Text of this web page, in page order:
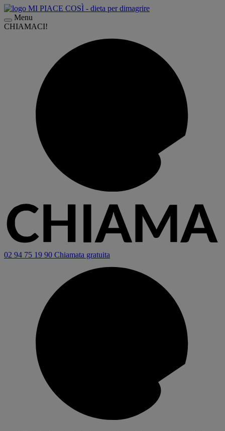
Menu
CHIAMACI!
02 94 75 19 90 Chiamata gratuita